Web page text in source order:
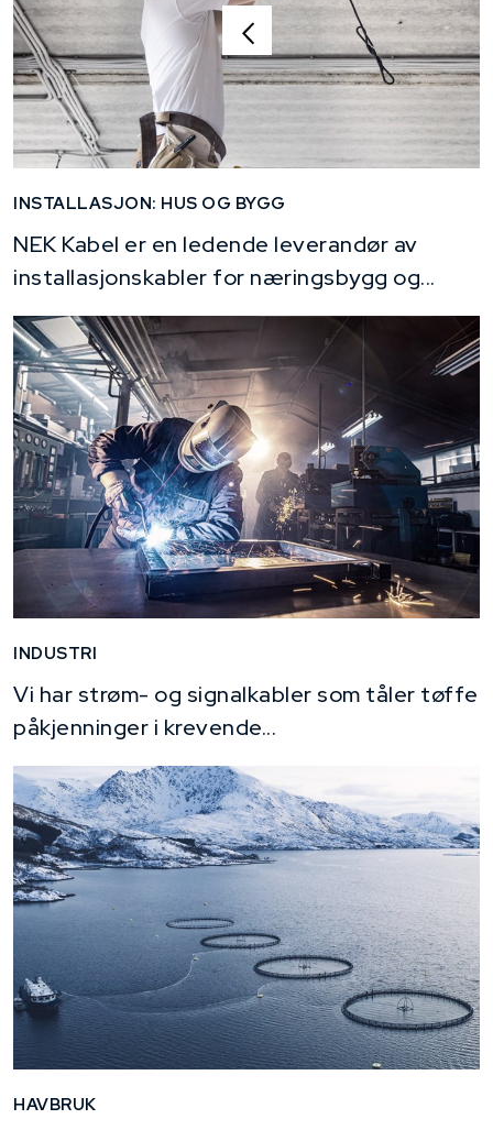
INSTALLASJON: HUS OG BYGG
NEK Kabel er en ledende leverandør av
installasjonskabler for næringsbygg og...
INDUSTRI
Vi har strøm- og signalkabler som tåler tøffe
påkjenninger i krevende...
HAVBRUK